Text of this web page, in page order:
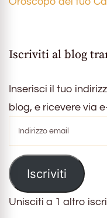
Iscriviti al blog
Inserisci il tuo
blog, e ricevere via
email
Iscriviti
Unisciti a 1 altro